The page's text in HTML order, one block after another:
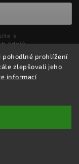
pohodlné prohlížení
zlepšovali jeho
informací
údajů